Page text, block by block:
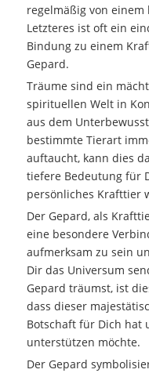
regelmäßig von
Letzteres ist oft ein
Bindung zu einem
Gepard.
Träume sind ein
spirituellen Welt in
aus dem
bestimmte Tierart
auftaucht, kann dies
tiefere Bedeutung für
persönliches Krafttier
Der Gepard, als
eine besondere
aufmerksam zu sein
Dir das Universum
Gepard träumst, ist
dass dieser
Botschaft für Dich hat
unterstützen möchte.
Der Gepard